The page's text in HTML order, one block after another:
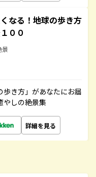
なる！地球の歩き方
００
景
き方」があなたにお届
やしの絶景集
詳細を見る